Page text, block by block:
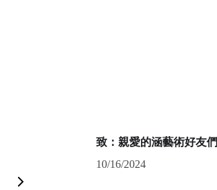
致：親愛的涵藝術好友們
10/16/2024